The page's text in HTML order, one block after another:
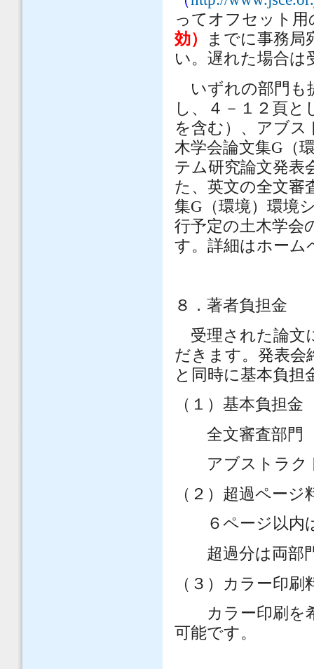
ってオフセット用
効）
までに事務局
い。遅れた場合は
いずれの部門も
し、４－１２頁と
を含む）、アブス
木学会論文集G（
テム研究論文発表
た、英文の全文審
集G（環境）環境
行予定の土木学会
す。詳細はホーム
８．著者負担金
受理された論文
だきます。発表会
と同時に基本負担
（１）基本負担金
全文審査部
アブストラク
（２）超過ページ
６ページ以内
超過分は両部門
（３）カラー印刷
カラー印刷を希
可能です。